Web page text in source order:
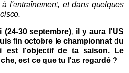
l'entraînement, et dans quelques
30 septembre), il y aura l'US
fin octobre le championnat du
est l'objectif de ta saison. Le
est-ce que tu l'as regardé ?